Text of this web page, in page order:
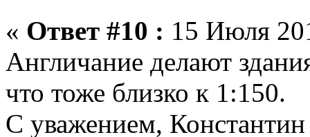
« Ответ #10 : 15 Июля
Англичание делают
что тоже близко к 1:150.
С уважением, Константин